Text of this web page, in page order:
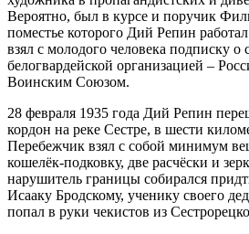
Вероятно, был в курсе и поручик
поместье которого Дий Репин
взял с молодого человека подписку о
белогвардейской организацией –
Воинским Союзом.
28 февраля 1935 года Дий Репин
кордон на реке Сестре, в шести
Перебежчик взял с собой минимум
кошелёк-подковку, две расчёски и
нарушитель границы собирался
Исааку Бродскому, ученику своего
попал в руки чекистов из